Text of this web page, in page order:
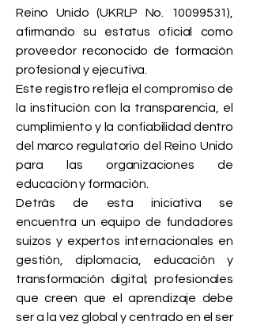
Reino Unido (UKRLP No.
10099531)
afirmando su estatus oficial como
proveedor reconocido de formación
profesional y ejecutiva.
Este registro refleja el compromiso de
la institución con la transparencia, el
cumplimiento y la confiabilidad dentro
del marco regulatorio del Reino Unido
para las organizaciones de
educación y formación.
Detrás de esta iniciativa se
encuentra un equipo de fundadores
suizos y expertos internacionales en
gestión, diplomacia, educación y
transformación digital; profesionales
que creen que el aprendizaje debe
ser a la vez global y centrado en el ser